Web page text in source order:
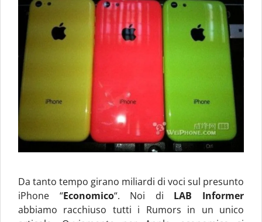
Da tanto tempo girano miliardi di voci sul presunto
iPhone “Economico“. Noi di LAB Informer
abbiamo racchiuso tutti i Rumors in un unico